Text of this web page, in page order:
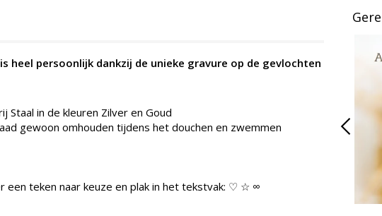
heel persoonlijk dankzij de unieke gravure op de gevlochten
Staal in de kleuren Zilver en Goud
gewoon omhouden tijdens het douchen en zwemmen
een teken naar keuze en plak in het tekstvak: ♡ ☆ ∞